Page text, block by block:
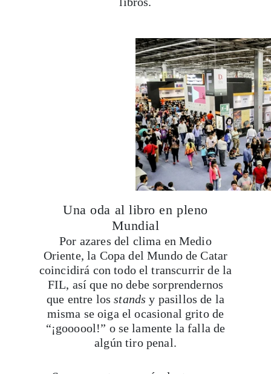
Mundial
Por azares del clima en Medio
Oriente, la Copa del Mundo de Catar
coincidirá con todo el transcurrir de la
FIL, así que no debe sorprendernos
que entre losstandsy pasillos de la
misma se oiga el ocasional grito de
“¡goooool!” o se lamente la falla de
algún tiro penal.